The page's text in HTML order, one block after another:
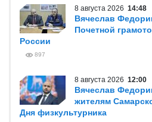
8 августа 2026 14:48
Вячеслав
Почетной
России
897
8 августа 2026 12:00
Вячеслав
жителям
Дня физкультурника